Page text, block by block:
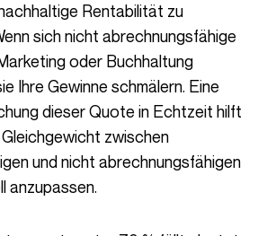
Rentabilität zu
sich nicht abrechnungsfähige
oder Buchhaltung
Ihre Gewinne schmälern. Eine
dieser Quote in Echtzeit hilft
zwischen
und nicht abrechnungsfähigen
anzupassen.